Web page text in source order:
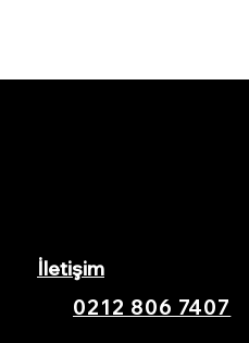
0212 806 7407
İletişim